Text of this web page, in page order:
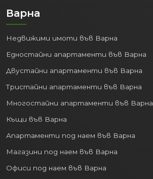
Варна
Недвижими имоти във Варна
Едностайни апартаменти във Варна
Двустайни апартаменти във Варна
Тристайни апартаменти във Варна
Многостайни апартаменти във Варна
Къщи във Варна
Апартаменти под наем във Варна
Магазини под наем във Варна
Офиси под наем във Варна